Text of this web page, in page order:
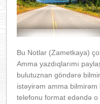
Bu Notlar (Zametkaya)
Amma yazdıqlarımı
bulutuznan göndərə
istəyirəm amma bilmirəm
telefonu format edəndə o